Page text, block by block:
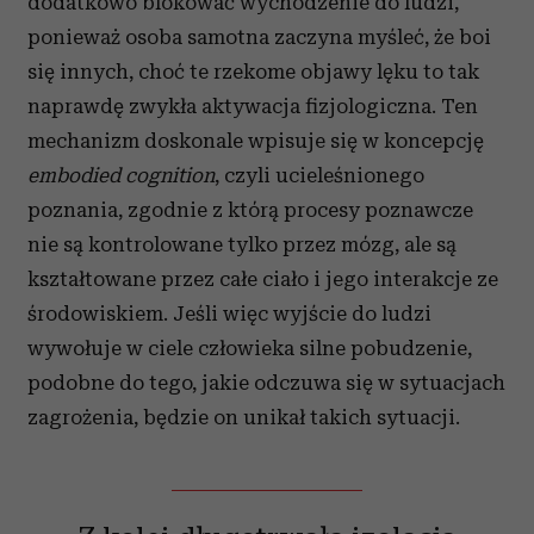
ponieważ osoba samotna zaczyna myśleć, że boi
się innych, choć te rzekome objawy lęku to tak
naprawdę zwykła aktywacja fizjologiczna. Ten
mechanizm doskonale wpisuje się w koncepcję
embodied cognition, czyli ucieleśnionego
poznania, zgodnie z którą procesy poznawcze
nie są kontrolowane tylko przez mózg, ale są
kształtowane przez całe ciało i jego interakcje ze
środowiskiem. Jeśli więc wyjście do ludzi
wywołuje w ciele człowieka silne pobudzenie,
podobne do tego, jakie odczuwa się w sytuacjach
zagrożenia, będzie on unikał takich sytuacji.